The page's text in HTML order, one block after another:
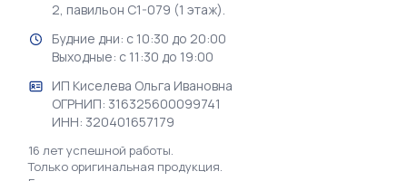
2, павильон С1-079 (1 этаж).
Будние дни: с 10:30 до 20:00
Выходные: с 11:30 до 19:00
ИП Киселева Ольга Ивановна
ОГРНИП: 316325600099741
ИНН: 320401657179
16 лет успешной работы.
Только оригинальная продукция.